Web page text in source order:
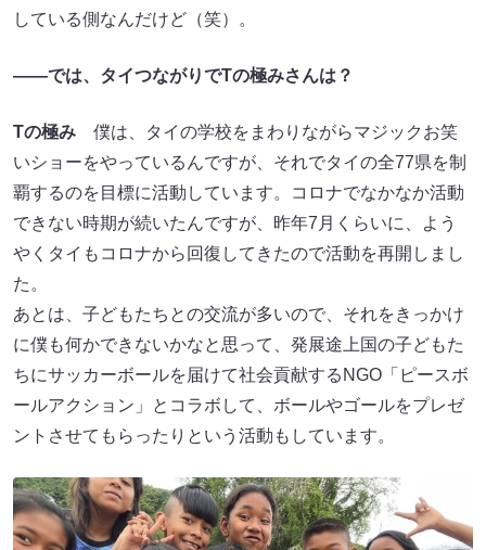
している側なんだけど（笑）。
――では、タイつながりでTの極みさんは？
Tの極み 僕は、タイの学校をまわりながらマジックお笑
いショーをやっているんですが、それでタイの全77県を制
覇するのを目標に活動しています。コロナでなかなか活動
できない時期が続いたんですが、昨年7月くらいに、よう
やくタイもコロナから回復してきたので活動を再開しまし
た。
あとは、子どもたちとの交流が多いので、それをきっかけ
に僕も何かできないかなと思って、発展途上国の子どもた
ちにサッカーボールを届けて社会貢献するNGO「ピースボ
ールアクション」とコラボして、ボールやゴールをプレゼ
ントさせてもらったりという活動もしています。